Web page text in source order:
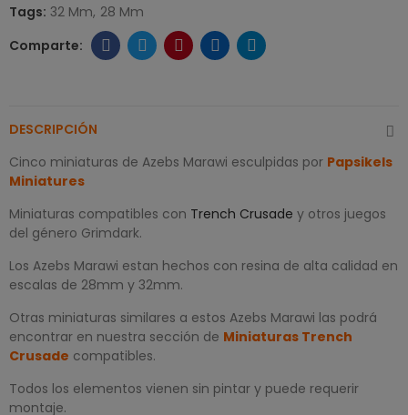
Tags: 32 Mm 28 Mm
DESCRIPCIÓN
Cinco miniaturas de Azebs Marawi esculpidas por Papsikels
Miniatures
Miniaturas compatibles con Trench Crusade y otros juegos
del género Grimdark.
Los Azebs Marawi estan hechos con resina de alta calidad en
escalas de 28mm y 32mm.
Otras miniaturas similares a estos Azebs Marawi las podrá
encontrar en nuestra sección de Miniaturas Trench
Crusade compatibles.
Todos los elementos vienen sin pintar y puede requerir
montaje.